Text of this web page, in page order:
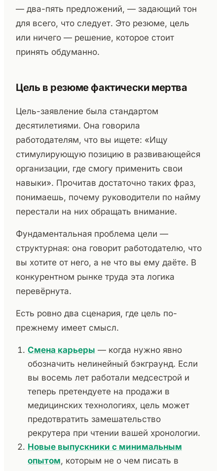
— два-пять предложений, — задающий тон
для всего, что следует. Это резюме, цель
или ничего — решение, которое стоит
принять обдуманно.
Цель в резюме фактически мертва
Цель-заявление была стандартом
десятилетиями. Она говорила
работодателям, что вы ищете: «Ищу
стимулирующую позицию в развивающейся
организации, где смогу применить свои
навыки». Прочитав достаточно таких фраз,
понимаешь, почему руководители по найму
перестали на них обращать внимание.
Фундаментальная проблема цели —
структурная: она говорит работодателю, что
вы хотите от него, а не что вы ему даёте. В
конкурентном рынке труда эта логика
перевёрнута.
Есть ровно два сценария, где цель по-
прежнему имеет смысл.
Смена карьеры — когда нужно явно
обозначить нелинейный бэкграунд. Если
вы восемь лет работали медсестрой и
теперь претендуете на продажи в
медицинских технологиях, цель может
предотвратить замешательство
рекрутера при чтении вашей хронологии.
Новые выпускники с минимальным
опытом, которым не о чем писать в